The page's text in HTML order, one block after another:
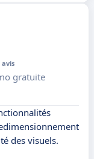
avis
gratuite
des visuels.